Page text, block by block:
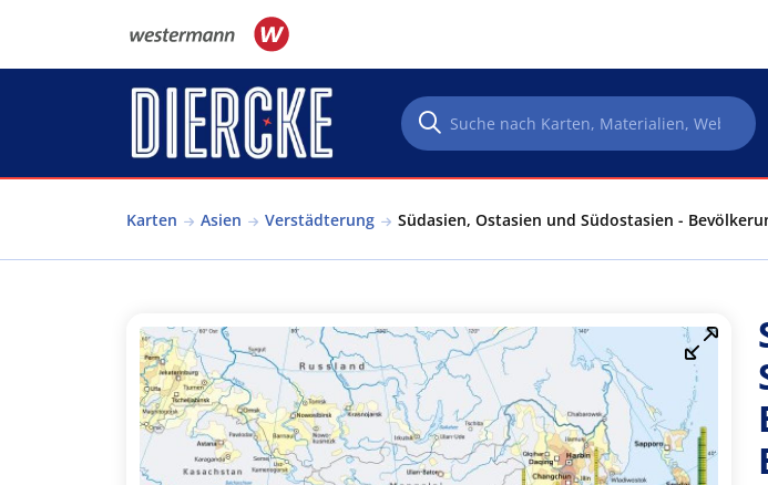
Karten Asien Verstädterung Südasien, Ostasien und Südostasien -